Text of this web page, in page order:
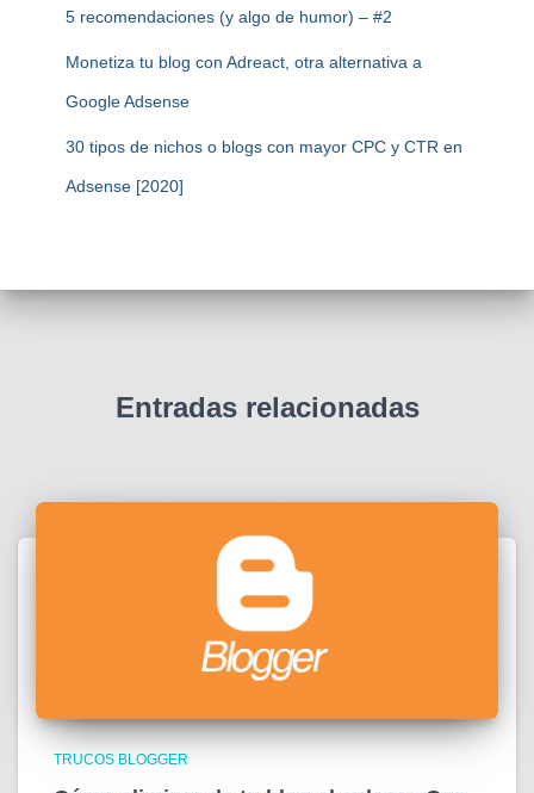
5 recomendaciones (y algo de humor) – #2
Monetiza tu blog con Adreact, otra alternativa a
Google Adsense
30 tipos de nichos o blogs con mayor CPC y CTR en
Adsense [2020]
Entradas relacionadas
TRUCOS BLOGGER